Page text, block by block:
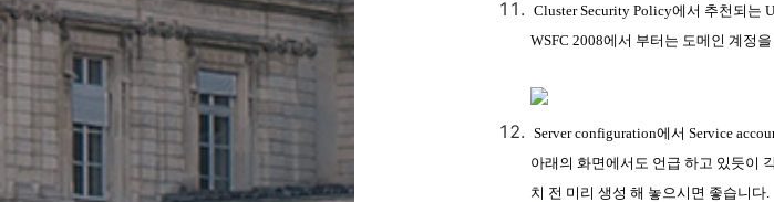
Cluster Security Policy에서 추천되는
WSFC 2008에서 부터는 도메인 계정
Server configuration에서 Service
아래의 화면에서도 언급 하고 있듯이
치 전 미리 생성 해 놓으시면 좋습니다.